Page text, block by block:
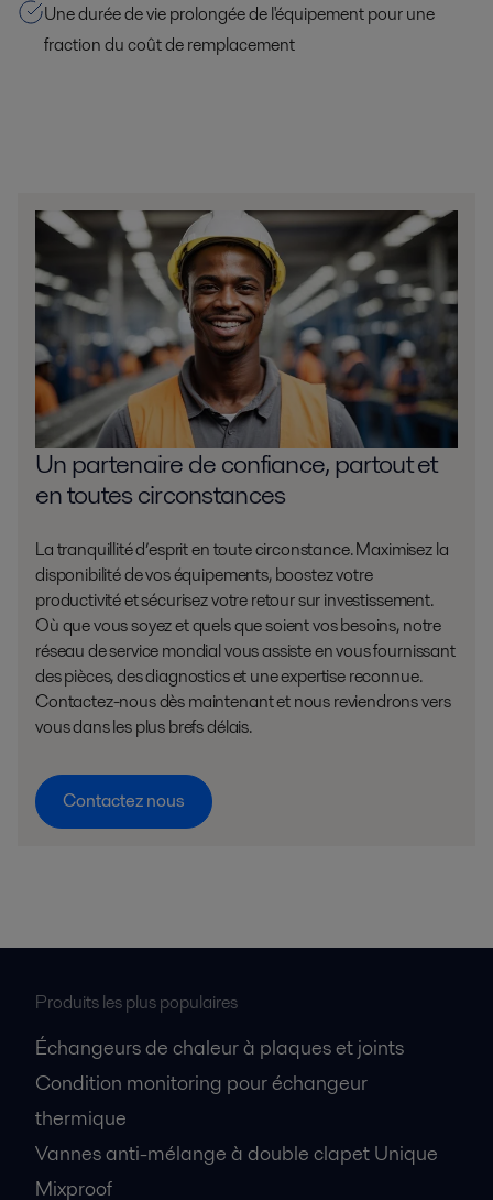
Une durée de vie prolongée de l'équipement pour une
fraction du coût de remplacement
Un partenaire de confiance, partout et
en toutes circonstances
La tranquillité d’esprit en toute circonstance. Maximisez la
disponibilité de vos équipements, boostez votre
productivité et sécurisez votre retour sur investissement.
Où que vous soyez et quels que soient vos besoins, notre
réseau de service mondial vous assiste en vous fournissant
des pièces, des diagnostics et une expertise reconnue.
Contactez-nous dès maintenant et nous reviendrons vers
vous dans les plus brefs délais.
Contactez nous
Produits les plus populaires
Échangeurs de chaleur à plaques et joints
Condition monitoring pour échangeur
thermique
Vannes anti-mélange à double clapet Unique
Mixproof